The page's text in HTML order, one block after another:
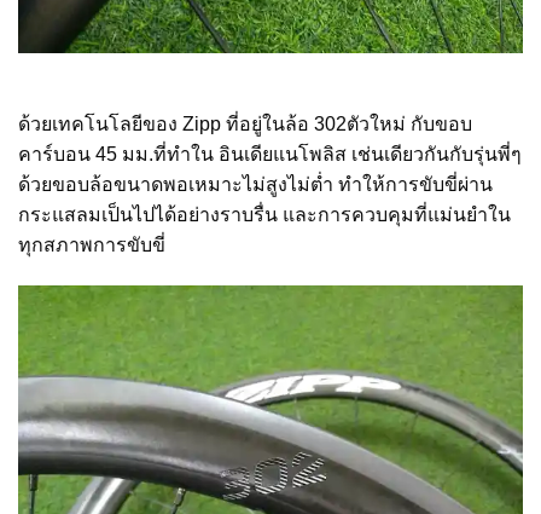
ด้วยเทคโนโลยีของ Zipp ที่อยู่ในล้อ 302ตัวใหม่ กับขอบ
คาร์บอน 45 มม.ที่ทำใน อินเดียแนโพลิส เช่นเดียวกันกับรุ่นพี่ๆ
ด้วยขอบล้อขนาดพอเหมาะไม่สูงไม่ต่ำ ทำให้การขับขี่ผ่าน
กระแสลมเป็นไปได้อย่างราบรื่น และการควบคุมที่แม่นยำใน
ทุกสภาพการขับขี่